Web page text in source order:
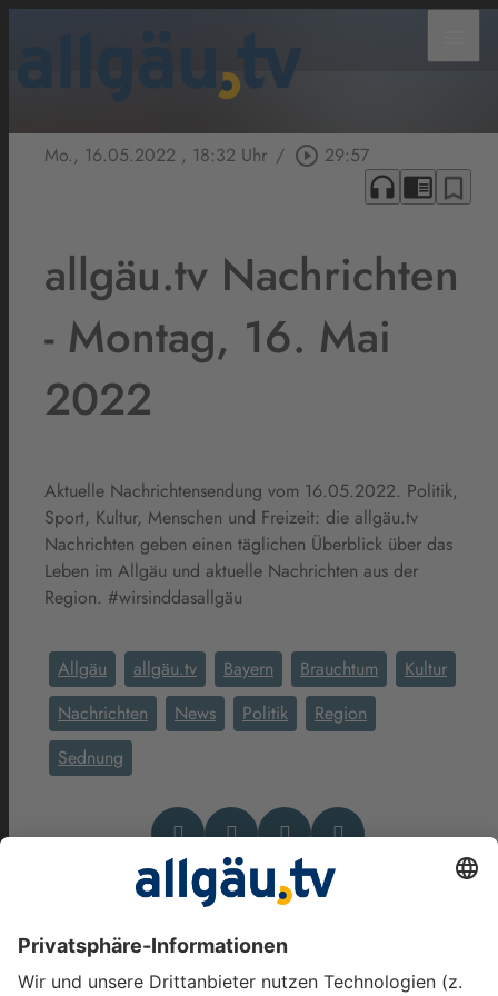
Mo., 16.05.2022 , 18:32 Uhr / play_circle_outline 29:57
headphones chrome_reader_mode bookmark_border
allgäu.tv Nachrichten
- Montag, 16. Mai
2022
Aktuelle Nachrichtensendung vom 16.05.2022. Politik,
Sport, Kultur, Menschen und Freizeit: die allgäu.tv
Nachrichten geben einen täglichen Überblick über das
Leben im Allgäu und aktuelle Nachrichten aus der
Region. #wirsinddasallgäu
Allgäu allgäu.tv Bayern Brauchtum
Kultur
Nachrichten
News Politik
Region
Sednung
Das könnte Dich auch